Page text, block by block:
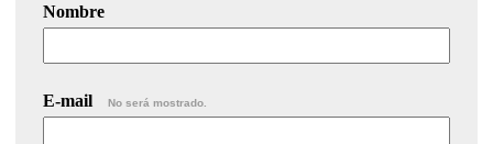
Nombre
E-mail No será mostrado.